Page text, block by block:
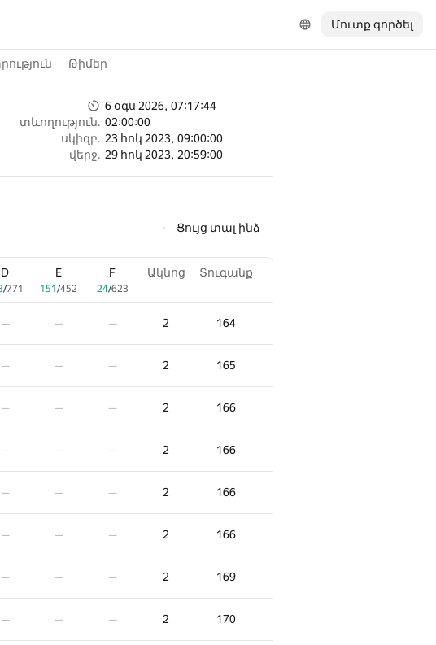
Մուտք գործել
Թիմեր
6 օգս 2026, 07:17:44
տևողություն. 02:00:00
սկիզբ. 23 հոկ 2023, 09:00:00
վերջ. 29 հոկ 2023, 20:59:00
Ցույց տալ ինձ
D
/771
E
151/452
F
24/623
Ակնոց Տուգանք
— — — 2 164
— — — 2 165
— — — 2 166
— — — 2 166
— — — 2 166
— — — 2 166
— — — 2 169
— — — 2 170